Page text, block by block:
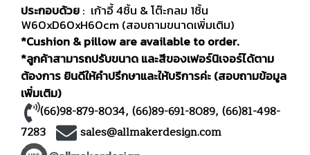
ประกอบด้วย: เก้าอี้ 4ชิ้น & โต๊ะกลม 1ชิ้น
W60xD60xH60cm (สอบถามขนาดเพิ่มเติม)
*Cushion & pillow are available to order.
*ลูกค้าสามารถปรับขนาด และสีของเฟอร์นิเจอร์ได้ตาม
ต้องการ ยินดีให้คำปรึกษาและให้บริการค่ะ (สอบถามข้อมูล
เพิ่มเติม)
(66)98-879-8034, (66)89-691-8089, (66)81-498-
7283
sales@allmakerdesign.com